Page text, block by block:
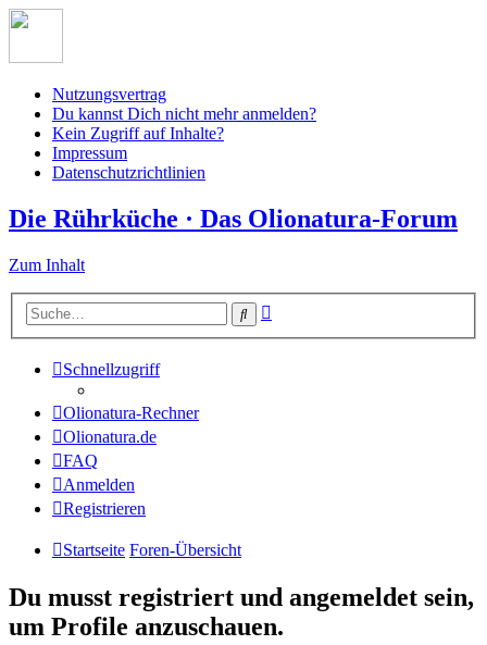
Nutzungsvertrag
Du kannst Dich nicht mehr anmelden?
Kein Zugriff auf Inhalte?
Impressum
Datenschutzrichtlinien
Die Rührküche · Das Olionatura-Forum
Zum Inhalt
Suche
Schnellzugriff
Olionatura-Rechner
Olionatura.de
FAQ
Anmelden
Registrieren
Startseite Foren-Übersicht
Du musst registriert und angemeldet sein,
um Profile anzuschauen.